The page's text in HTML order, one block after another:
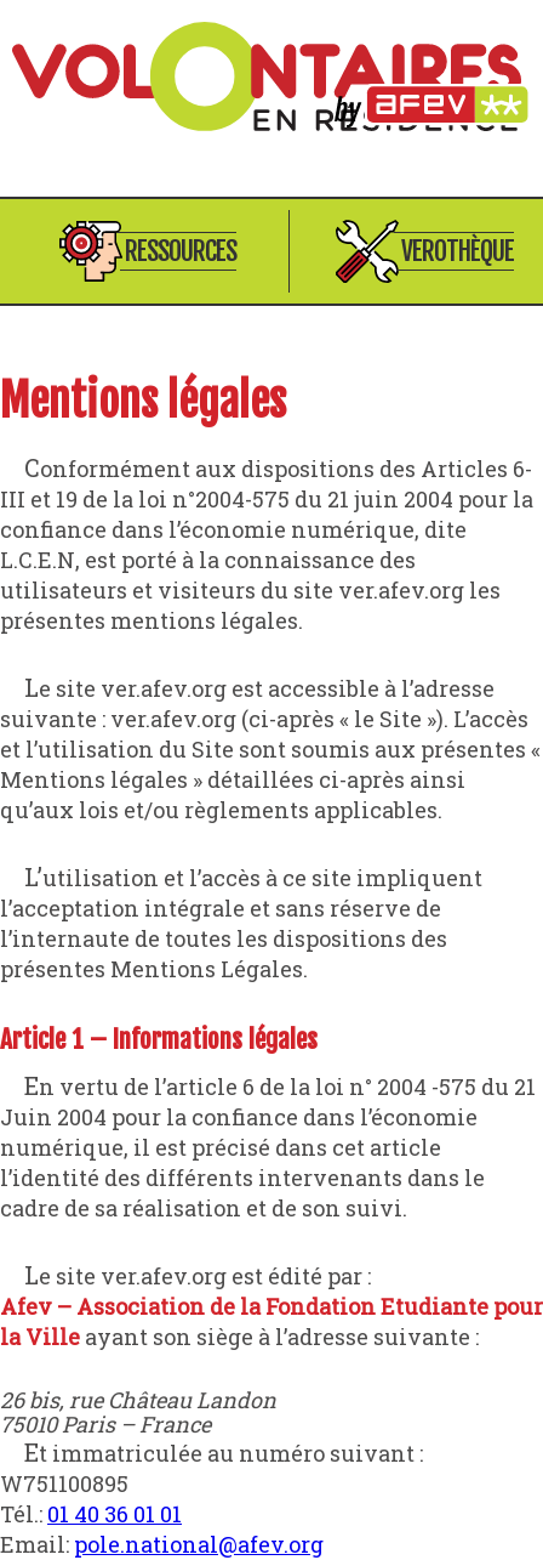
RESSOURCES VEROTHÈQUE
Mentions légales
Conformément aux dispositions des Articles 6-
III et 19 de la loi n°2004-575 du 21 juin 2004 pour la
confiance dans l’économie numérique, dite
L.C.E.N, est porté à la connaissance des
utilisateurs et visiteurs du site ver.afev.org les
présentes mentions légales.
Le site ver.afev.org est accessible à l’adresse
suivante : ver.afev.org (ci-après « le Site »). L’accès
et l’utilisation du Site sont soumis aux présentes «
Mentions légales » détaillées ci-après ainsi
qu’aux lois et/ou règlements applicables.
L’utilisation et l’accès à ce site impliquent
l’acceptation intégrale et sans réserve de
l’internaute de toutes les dispositions des
présentes Mentions Légales.
Article 1 – Informations légales
En vertu de l’article 6 de la loi n° 2004 -575 du 21
Juin 2004 pour la confiance dans l’économie
numérique, il est précisé dans cet article
l’identité des différents intervenants dans le
cadre de sa réalisation et de son suivi.
Le site ver.afev.org est édité par :
Afev – Association de la Fondation Etudiante pour
la Ville ayant son siège à l’adresse suivante :
26 bis, rue Château Landon
75010 Paris – France
Et immatriculée au numéro suivant :
W751100895
Tél.: 01 40 36 01 01
Email: pole.national@afev.org